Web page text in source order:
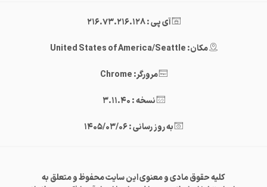
آی پی : 216.73.216.128
مکان: United States of America/Seattle
مرورگر: Chrome
نسخه : 3.11.40
به روز رسانی : 1405/03/06
کلیه حقوق مادی و معنوی این سایت محفوظ و متعلق به